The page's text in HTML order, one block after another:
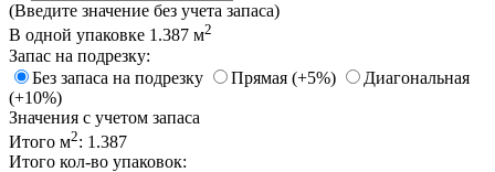
(Введите значение без учета запаса)
В одной упаковке 1.387 м2
Запас на подрезку:
Без запаса на подрезку
Прямая (+5%)
Диагональная
(+10%)
Значения с учетом запаса
Итого м2: 1.387
Итого кол-во упаковок: